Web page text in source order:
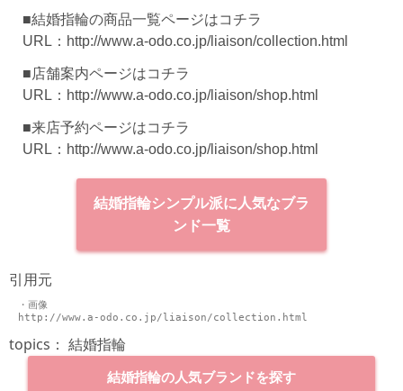
■結婚指輪の商品一覧ページはコチラ
URL： http://www.a-odo.co.jp/liaison/collection.html
■店舗案内ページはコチラ
URL： http://www.a-odo.co.jp/liaison/shop.html
■来店予約ページはコチラ
URL： http://www.a-odo.co.jp/liaison/shop.html
結婚指輪シンプル派に人気なブラ
ンド一覧
引用元
・画像
topics： 結婚指輪
結婚指輪の人気ブランドを探す